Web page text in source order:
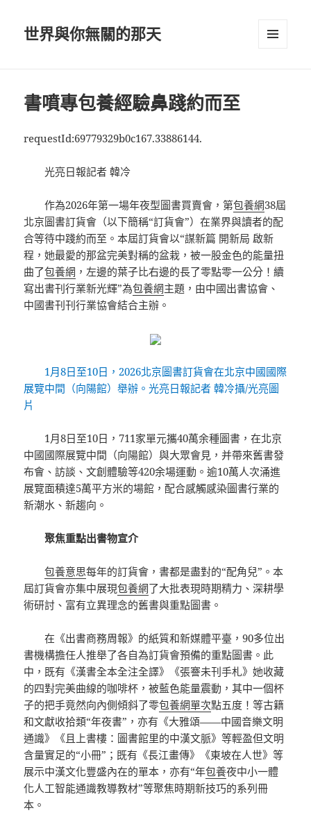
世界與你無關的那天
書噴專包養經驗鼻踐約而至
requestId:69779329b0c167.33886144.
光亮日報記者 韓冷
作為2026年第一場年夜型圖書買賣會，第包養網38屆
北京圖書訂貨會（以下簡稱“訂貨會”）在業界與讀者的配
合等待中踐約而至。本屆訂貨會以“謀新篇 開新局 啟新
程，她最愛的那盆完美對稱的盆栽，被一股金色的能量扭
曲了包養網 ，左邊的葉子比右邊的長了零點零一公分！續
寫出書刊行業新光輝”為包養網主題，由中國出書協會、
中國書刊刊行業協會結合主辦。
1月8日至10日，2026北京圖書訂貨會在北京中國國際
展覽中間（向陽館）舉辦。光亮日報記者 韓冷攝/光亮圖
片
1月8日至10日，711家單元攜40萬余種圖書，在北京
中國國際展覽中間（向陽館）與大眾會見，并帶來舊書發
布會、訪談、文創體驗等420余場運動。逾10萬人次涌進
展覽面積達5萬平方米的場館，配合感觸感染圖書行業的
新潮水、新趨向。
聚焦重點出書物宣介
包養意思每年的訂貨會，書都是盡對的“配角兒”。本
屆訂貨會亦集中展現包養網了大批表現時期精力、深耕學
術研討、富有立異理念的舊書與重點圖書。
在《出書商務周報》的紙質和新媒體平臺，90多位出
書機構擔任人推舉了各自為訂貨會預備的重點圖書。此
中，既有《漢書全本全注全譯》《張謇未刊手札》她收藏
的四對完美曲線的咖啡杯，被藍色能量震動，其中一個杯
子的把手竟然向內側傾斜了零包養網單次點五度！等古籍
和文獻收拾類“年夜書”，亦有《大雅頌——中國音樂文明
通識》《且上書樓：圖書館里的中漢文脈》等輕盈但文明
含量實足的“小冊”；既有《長江畫傳》《東坡在人世》等
展示中漢文化豐盛內在的單本，亦有“年包養夜中小一體
化人工智能通識教導教材”等聚焦時期新技巧的系列冊
本。